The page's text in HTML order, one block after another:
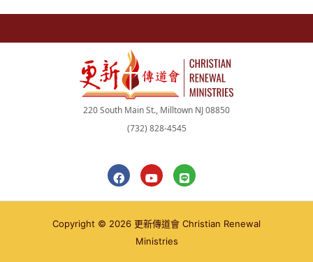
220 South Main St., Milltown NJ 08850
(732) 828-4545
F
a
e
o
Y
o
t
b
e
L
i
e
Copyright © 2026 更新傳道會 Christian Renewal
Ministries